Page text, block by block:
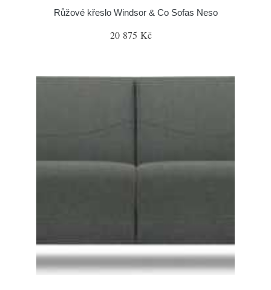
Růžové křeslo Windsor & Co Sofas Neso
20 875 Kč